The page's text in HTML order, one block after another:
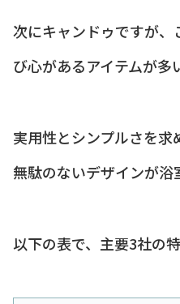
次にキャンドゥですが
び心があるアイテムが多
実用性とシンプルさを
無駄のないデザインが浴
以下の表で、主要3社の